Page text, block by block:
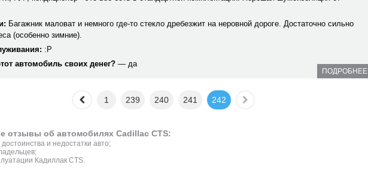
Багажник маловат и немного где-то стекло дребезжит на неровной дороге. Достаточно сильно
(особенно зимние).
:P
автомобиль своих денег? — да
ПОДРОБНЕЕ
1 239 240 241 242
отзывы об автомобилях Cadillac CTS:
и недостатки авто;
Кадиллак CTS.